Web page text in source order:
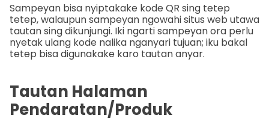
Sampeyan bisa nyiptakake kode QR sing tetep
tetep, walaupun sampeyan ngowahi situs web utawa
tautan sing dikunjungi. Iki ngarti sampeyan ora perlu
nyetak ulang kode nalika nganyari tujuan; iku bakal
tetep bisa digunakake karo tautan anyar.
Tautan Halaman
Pendaratan/Produk